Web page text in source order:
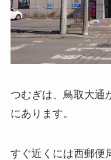
つむぎは、鳥取大通
にあります。
すぐ近くには西郵便